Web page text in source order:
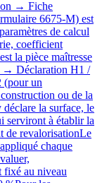
→ Fiche
6675-M) est
de calcul
coefficient
la pièce maîtresse
→ Déclaration H1 /
(pour un
ou de la
la surface, le
serviront à établir la
de revalorisationLe
chaque
fixé au niveau